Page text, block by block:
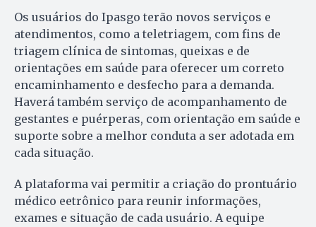
Os usuários do Ipasgo terão novos serviços e
atendimentos, como a teletriagem, com fins de
triagem clínica de sintomas, queixas e de
orientações em saúde para oferecer um correto
encaminhamento e desfecho para a demanda.
Haverá também serviço de acompanhamento de
gestantes e puérperas, com orientação em saúde e
suporte sobre a melhor conduta a ser adotada em
cada situação.
A plataforma vai permitir a criação do prontuário
médico eetrônico para reunir informações,
exames e situação de cada usuário. A equipe